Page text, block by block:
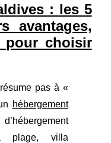
: les 5
avantages,
pour choisir
pas à «
hébergement
plage, villa